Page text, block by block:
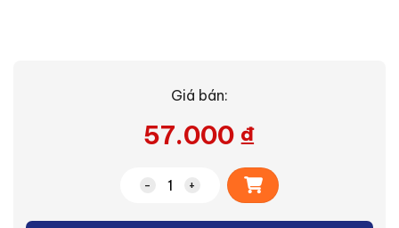
Giá bán:
57.000 ₫
Khớp nối giữa thanh ray loại H dùng
Alternative: